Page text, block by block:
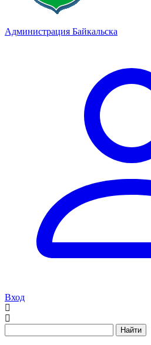
Администрация Байкальска
Вход
Найти